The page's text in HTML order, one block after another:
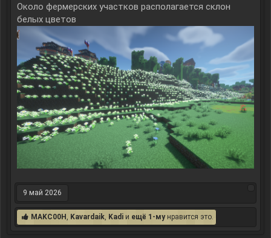
Около фермерских участков располагается склон
белых цветов
9 май 2026
MAKC00H , Kavardaik, Kadi и ещё 1-мунравится это.